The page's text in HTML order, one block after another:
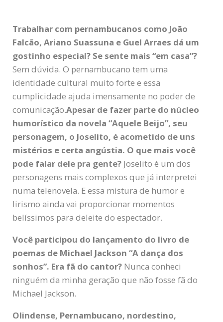
Trabalhar com pernambucanos como João
Falcão, Ariano Suassuna e Guel Arraes dá um
gostinho especial? Se sente mais “em casa”?
Sem dúvida. O pernambucano tem uma
identidade cultural muito forte e essa
cumplicidade ajuda imensamente no poder de
comunicação.Apesar de fazer parte do núcleo
humorístico da novela “Aquele Beijo”, seu
personagem, o Joselito, é acometido de uns
mistérios e certa angústia. O que mais você
pode falar dele pra gente? Joselito é um dos
personagens mais complexos que já interpretei
numa telenovela. E essa mistura de humor e
lirismo ainda vai proporcionar momentos
belíssimos para deleite do espectador.
Você participou do lançamento do livro de
poemas de Michael Jackson “A dança dos
sonhos”. Era fã do cantor? Nunca conheci
ninguém da minha geração que não fosse fã do
Michael Jackson.
Olindense, Pernambucano, nordestino,